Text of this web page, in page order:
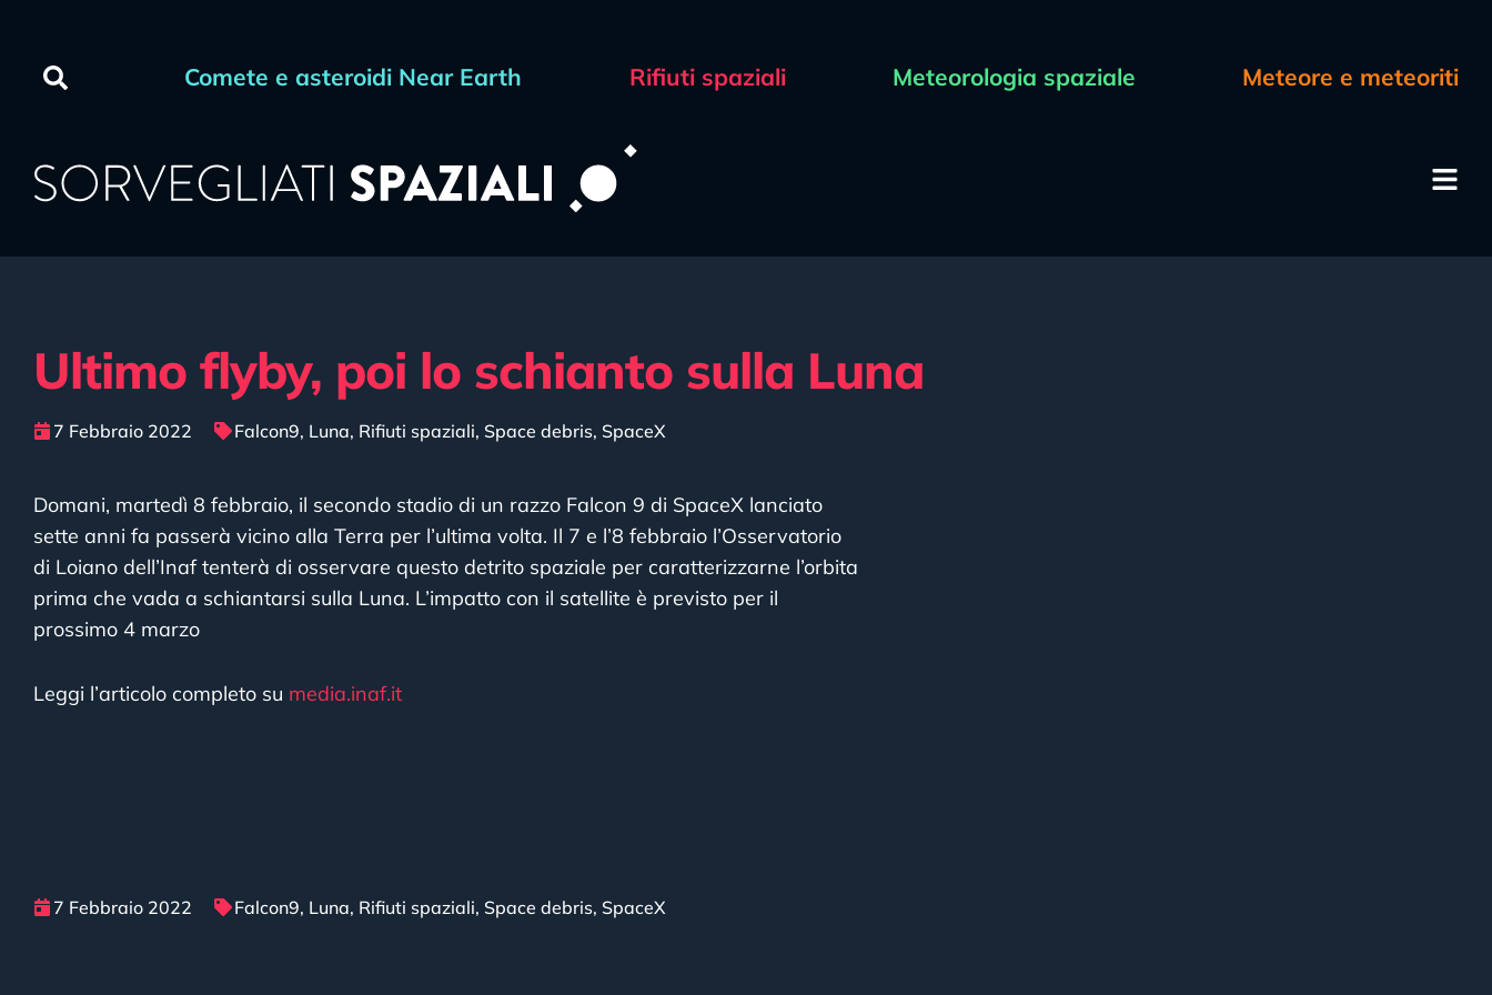
Comete e asteroidi Near Earth Rifiuti spaziali Meteorologia spaziale Meteore e meteoriti
Ultimo flyby, poi lo schianto sulla Luna
7 Febbraio 2022 Falcon9, Luna, Rifiuti spaziali, Space debris, SpaceX
Domani, martedì 8 febbraio, il secondo stadio di un razzo Falcon 9 di SpaceX lanciato
sette anni fa passerà vicino alla Terra per l’ultima volta. Il 7 e l’8 febbraio l’Osservatorio
di Loiano dell’Inaf tenterà di osservare questo detrito spaziale per caratterizzarne l’orbita
prima che vada a schiantarsi sulla Luna. L’impatto con il satellite è previsto per il
prossimo 4 marzo
Leggi l’articolo completo su media.inaf.it
7 Febbraio 2022 Falcon9, Luna, Rifiuti spaziali, Space debris, SpaceX